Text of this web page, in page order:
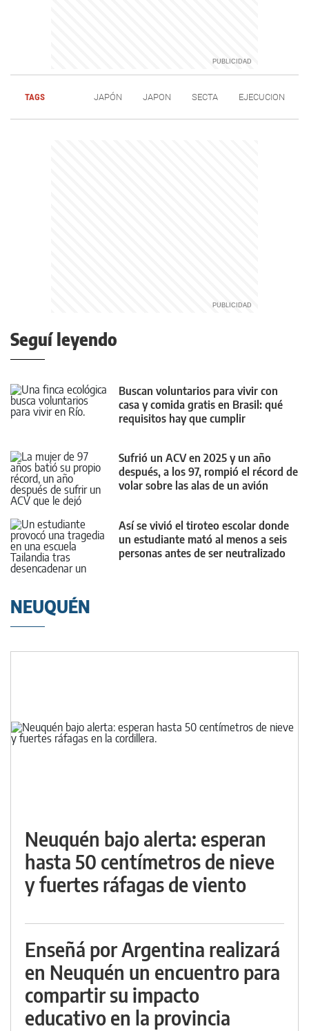
TAGS JAPÓN JAPON SECTA EJECUCION
Seguí leyendo
Buscan voluntarios para vivir con
casa y comida gratis en Brasil: qué
requisitos hay que cumplir
Sufrió un ACV en 2025 y un año
después, a los 97, rompió el récord de
volar sobre las alas de un avión
Así se vivió el tiroteo escolar donde
un estudiante mató al menos a seis
personas antes de ser neutralizado
NEUQUÉN
Neuquén bajo alerta: esperan
hasta 50 centímetros de nieve
y fuertes ráfagas de viento
Enseñá por Argentina realizará
en Neuquén un encuentro para
compartir su impacto
educativo en la provincia